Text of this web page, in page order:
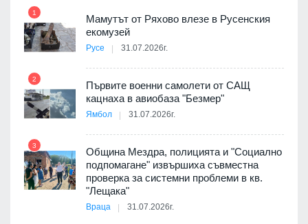
1
Мамутът от Ряхово влезе в Русенския
екомузей
Русе 31.07.2026г.
2
Първите военни самолети от САЩ
кацнаха в авиобаза "Безмер"
Ямбол 31.07.2026г.
3
Община Мездра, полицията и "Социално
подпомагане" извършиха съвместна
проверка за системни проблеми в кв.
"Лещака"
Враца 31.07.2026г.